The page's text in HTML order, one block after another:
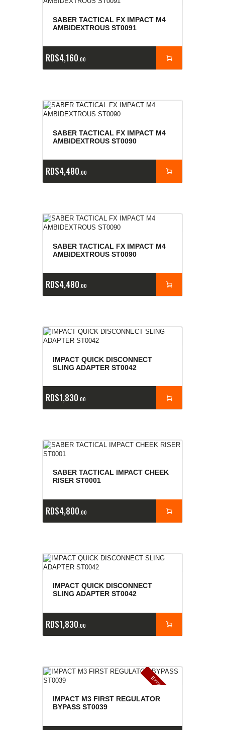
SABER TACTICAL FX IMPACT M4
AMBIDEXTROUS ST0091
RD$4,160 00
SABER TACTICAL FX IMPACT M4
AMBIDEXTROUS ST0090
RD$4,480 00
SABER TACTICAL FX IMPACT M4
AMBIDEXTROUS ST0090
RD$4,480 00
IMPACT QUICK DISCONNECT
SLING ADAPTER ST0042
RD$1,830 00
SABER TACTICAL IMPACT CHEEK
RISER ST0001
RD$4,800 00
IMPACT QUICK DISCONNECT
SLING ADAPTER ST0042
RD$1,830 00
E
x
is
t
e
n
c
ia
s
a
g
o
t
a
d
a
s
IMPACT M3 FIRST REGULATOR
BYPASS ST0039